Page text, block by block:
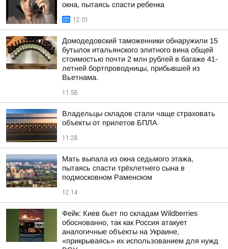
окна, пытаясь спасти ребенка
12:01
Домодедовский таможенники обнаружили 15
бутылок итальянского элитного вина общей
стоимостью почти 2 млн рублей в багаже 41-
летней бортпроводницы, прибывшей из
Вьетнама.
11:58
Владельцы складов стали чаще страховать
объекты от прилетов БПЛА
11:28
Мать выпала из окна седьмого этажа,
пытаясь спасти трёхлетнего сына в
подмосковном Раменском
12:14
Фейк: Киев бьет по складам Wildberries
обоснованно, так как Россия атакует
аналогичные объекты на Украине,
«прикрываясь» их использованием для нужд